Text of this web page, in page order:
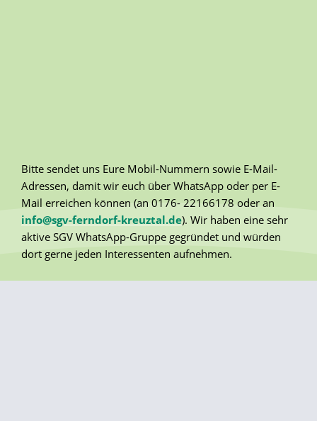
Bitte sendet uns Eure Mobil-Nummern sowie E-Mail-
Adressen, damit wir euch über WhatsApp oder per E-
Mail erreichen können (an 0176- 22166178 oder an
info@sgv-ferndorf-kreuztal.de). Wir haben eine sehr
aktive SGV WhatsApp-Gruppe gegründet und würden
dort gerne jeden Interessenten aufnehmen.